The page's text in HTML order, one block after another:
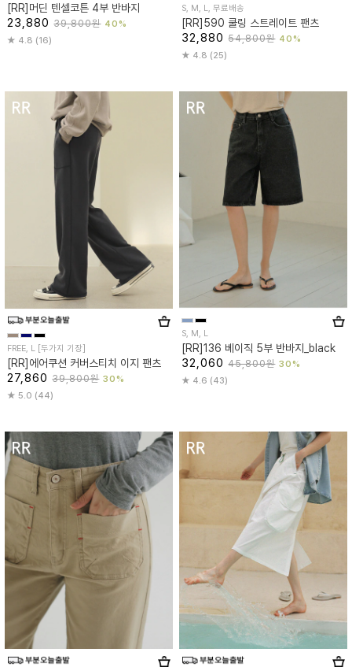
[RR]머딘 텐셀코튼 4부 반바지
23,88039,800원 40%
4.8 (16)
S, M, L, 무료배송
[RR]590 쿨링 스트레이트 팬츠
32,88054,800원 40%
4.8 (25)
FREE, L [두가지 기장]
[RR]에어쿠션 커버스티치 이지 팬츠
27,86039,800원 30%
5.0 (44)
S, M, L
[RR]136 베이직 5부 반바지_black
32,06045,800원 30%
4.6 (43)